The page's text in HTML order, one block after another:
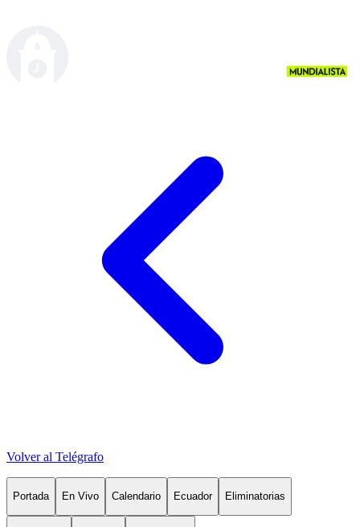
Volver al Telégrafo
Portada En Vivo Calendario Ecuador Eliminatorias